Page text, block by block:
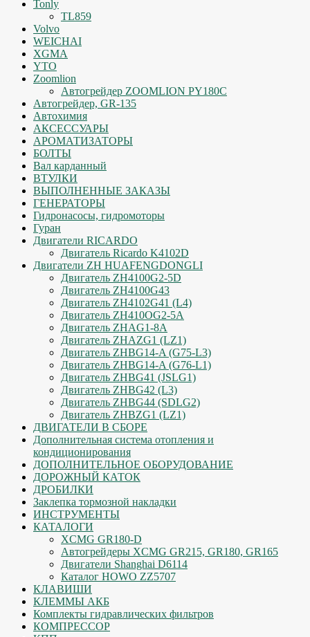
Tonly
TL859
Volvo
WEICHAI
XGMA
YTO
Zoomlion
Автогрейдер ZOOMLION PY180C
Автогрейдер, GR-135
Автохимия
АКСЕССУАРЫ
АРОМАТИЗАТОРЫ
БОЛТЫ
Вал карданный
ВТУЛКИ
ВЫПОЛНЕННЫЕ ЗАКАЗЫ
ГЕНЕРАТОРЫ
Гидронасосы, гидромоторы
Гуран
Двигатели RICARDO
Двигатель Ricardo K4102D
Двигатели ZH HUAFENGDONGLI
Двигатель ZH4100G2-5D
Двигатель ZH4100G43
Двигатель ZH4102G41 (L4)
Двигатель ZH410OG2-5A
Двигатель ZHAG1-8A
Двигатель ZHAZG1 (LZ1)
Двигатель ZHBG14-A (G75-L3)
Двигатель ZHBG14-A (G76-L1)
Двигатель ZHBG41 (JSLG1)
Двигатель ZHBG42 (L3)
Двигатель ZHBG44 (SDLG2)
Двигатель ZHBZG1 (LZ1)
ДВИГАТЕЛИ В СБОРЕ
Дополнительная система отопления и
кондиционирования
ДОПОЛНИТЕЛЬНОЕ ОБОРУДОВАНИЕ
ДОРОЖНЫЙ КАТОК
ДРОБИЛКИ
Заклепка тормозной накладки
ИНСТРУМЕНТЫ
КАТАЛОГИ
XCMG GR180-D
Автогрейдеры XCMG GR215, GR180, GR165
Двигатели Shanghai D6114
Каталог HOWO ZZ5707
КЛАВИШИ
КЛЕММЫ АКБ
Комплекты гидравлических фильтров
КОМПРЕССОР